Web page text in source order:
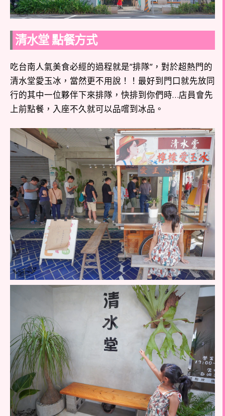
清水堂 點餐方式
吃台南人氣美食必經的過程就是”排隊”，對於超熱門的
清水堂愛玉冰，當然更不用說！！最好到門口就先放同
行的其中一位夥伴下來排隊，快排到你們時…店員會先
上前點餐，入座不久就可以品嚐到冰品。